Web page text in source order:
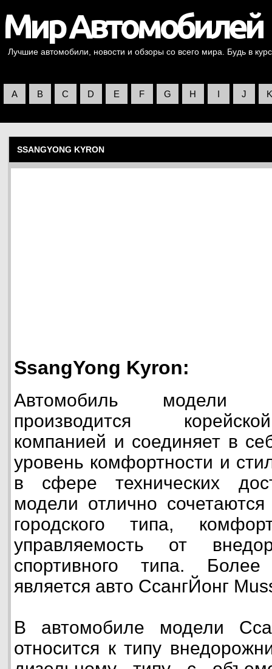
Лучшие автомобили, новости и обзоры со всего мира. Будь в
A B C D E F G H I J K
SSANGYONG KYRON
SsangYong Kyron:
Автомобиль модели
производится
компанией и соединяет в
уровень комфортности и
в сфере технических
модели отлично
городского типа,
управляемость от
спортивного типа.
является авто СсангЙонг
В автомобиле модели
относится к типу